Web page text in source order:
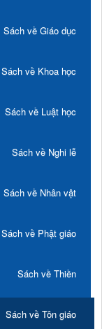
Sách về Giáo dục
Sách về Khoa học
Sách về Luật học
Sách về Nghi lễ
Sách về Nhân vật
Sách về Phật giáo
Sách về Thiền
Sách về Tôn giáo